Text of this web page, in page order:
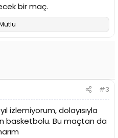
bir maç.
#3
izlemiyorum, dolayısıyla
basketbolu. Bu maçtan da